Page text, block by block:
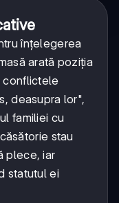
înțelegerea
arată poziția
conflictele
deasupra lor",
familiei cu
stau
plece, iar
statutul ei